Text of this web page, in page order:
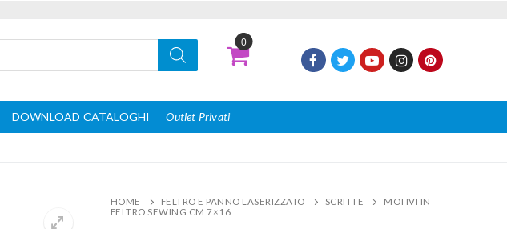
0
DOWNLOAD CATALOGHI Outlet Privati
HOME FELTRO E PANNO LASERIZZATO SCRITTE
MOTIVI IN
FELTRO SEWING CM 7×16